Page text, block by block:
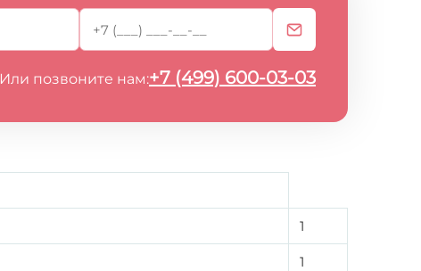
Или позвоните нам:+7 (499) 600-03-03
1
1